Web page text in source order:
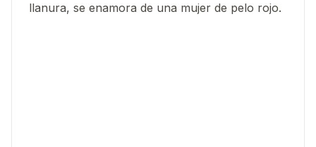
llanura, se enamora de una mujer de pelo rojo.